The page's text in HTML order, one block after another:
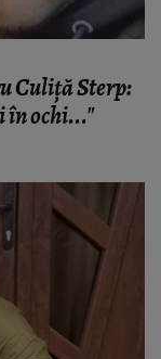
Culiţă Sterp:
în ochi..."